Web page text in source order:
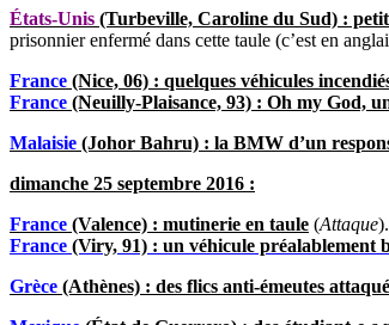
États-Unis (Turbeville, Caroline du Sud) :
prisonnier enfermé dans cette taule (c’est en
France (Nice, 06) : quelques véhicules
France (Neuilly-Plaisance, 93) : Oh my God,
Malaisie (Johor Bahru) : la BMW d’un
dimanche 25 septembre 2016 :
France (Valence) : mutinerie en taule (Attaque).
France (Viry, 91) : un véhicule préalablement
Grèce (Athènes) : des flics anti-émeutes